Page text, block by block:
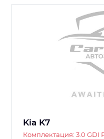
Kia K7
Комплектация: 3.0 GDI